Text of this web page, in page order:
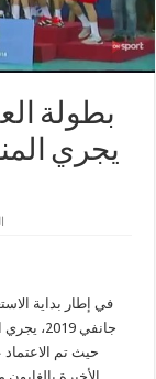
يجري
جانفي
حيث تم